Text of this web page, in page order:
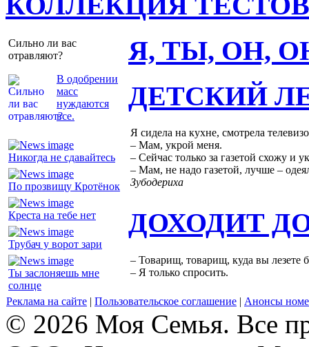
Сильно ли вас
отравляют?
В одобрении
масс
нуждаются
все.
Я, ТЫ, ОН,
Никогда не сдавайтесь
По прозвищу Кротёнок
Креста на тебе нет
Трубач у ворот зари
Ты заслоняешь мне
солнце
ДЕТСКИЙ
Я сидела на кухне, смотрела
– Мам, укрой меня.
– Сейчас только за газетой схожу и
– Мам, не надо газетой, лучше –
Зубодериха
ДОХОДИТ
– Товарищ, товарищ, куда вы лезете
– Я только спросить.
Реклама на сайте | Пользовательское соглашение | Анонсы
© 2026 Моя Семья. Все